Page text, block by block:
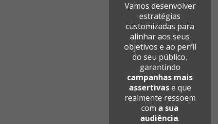
Vamos desenvolver
estratégias
customizadas para
alinhar aos seus
objetivos e ao perfil
do seu público,
garantindo
campanhas mais
assertivase que
realmente ressoem
com a sua
audiência.